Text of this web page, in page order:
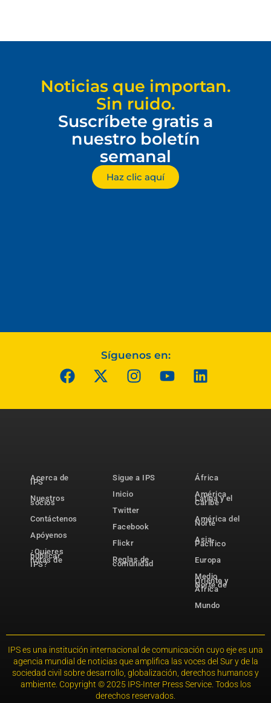
Noticias que importan.
Sin ruido.
Suscríbete gratis a
nuestro boletín
semanal
Haz clic aquí
Síguenos en:
Acerca de
IPS
Nuestros
socios
Contáctenos
Apóyenos
¿Quieres
publicar
notas de
IPS?
Sigue a IPS
Inicio
Twitter
Facebook
Flickr
Reglas de
comunidad
África
América
Latina y el
Caribe
América del
Norte
Asia-
Pacífico
Europa
Medio
Oriente y
Norte de
África
Mundo
IPS es una institución internacional de comunicación cuyo eje es una
agencia mundial de noticias que amplifica las voces del Sur y de la
sociedad civil sobre desarrollo, globalización, derechos humanos y
ambiente. Copyright © 2025 IPS-Inter Press Service. Todos los
derechos reservados.